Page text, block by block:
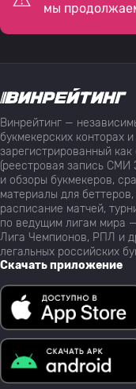
мы
Винрейтинг —
букмекерских конторах
зарегистрированный
(реестровая запись
и обзоры букмекеров,
материалы для
расписание матчей,
по ведущим лигам мира
Лига Чемпионов, РПЛ и
легальных российских
Скачать приложение